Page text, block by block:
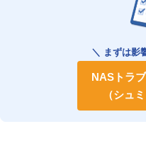
＼ まずは影
NASトラ
（シュ